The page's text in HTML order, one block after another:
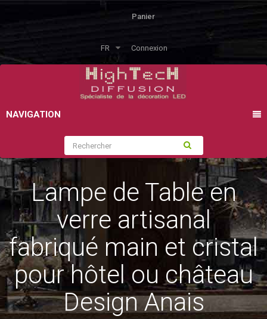
Panier
FR Connexion
NAVIGATION
Lampe de Table en
verre artisanal
fabriqué main et cristal
pour hôtel ou château
Design Anais